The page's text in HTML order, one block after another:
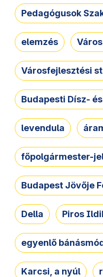
Pedagógusok
elemzés
Városfejlesztési
Budapesti Dísz-
levendula
főpolgármester-
Budapest Jövője
Della Piros
egyenlő
Karcsi, a nyúl